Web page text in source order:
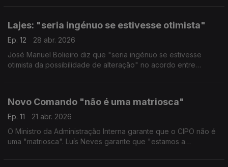
Lajes: "seria ingénuo se estivesse otimista"
Ep. 12
28 abr. 2026
José Manuel Bolieiro diz que "seria ingénuo se estivesse
otimista da possibilidade de alteração" no acordo entre
Novo Comando "não é uma matriosca"
Ep. 11
21 abr. 2026
O Ministro da Administração Interna garante que o CIPO não é
uma "matriosca". Luís Neves garante que "estamos a